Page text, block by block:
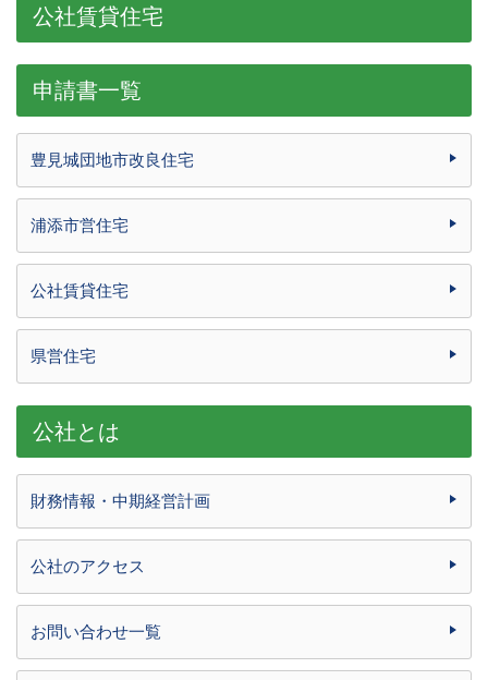
公社賃貸住宅
申請書一覧
豊見城団地市改良住宅
浦添市営住宅
公社賃貸住宅
県営住宅
公社とは
財務情報・中期経営計画
公社のアクセス
お問い合わせ一覧